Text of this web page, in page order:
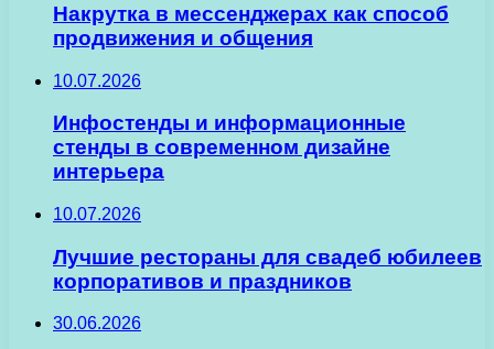
Накрутка в мессенджерах как способ
продвижения и общения
10.07.2026
Инфостенды и информационные
стенды в современном дизайне
интерьера
10.07.2026
Лучшие рестораны для свадеб юбилеев
корпоративов и праздников
30.06.2026